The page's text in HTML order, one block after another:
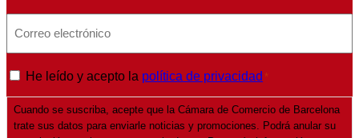
P
o
He leído y acepto la política de privacidad *
Cuando se suscriba, acepte que la Cámara de Comercio de Barcelona
trate sus datos para enviarle noticias y promociones. Podrá anular su